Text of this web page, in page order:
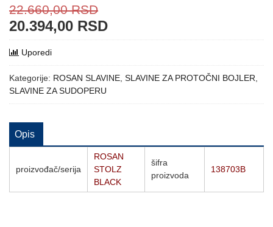
22.660,00RSD
20.394,00 RSD
Uporedi
Kategorije: ROSAN SLAVINE SLAVINE ZA PROTOČNI BOJLER
SLAVINE ZA SUDOPERU
Opis
proizvođač/serija
ROSAN
STOLZ
BLACK
šifra
proizvoda
138703B